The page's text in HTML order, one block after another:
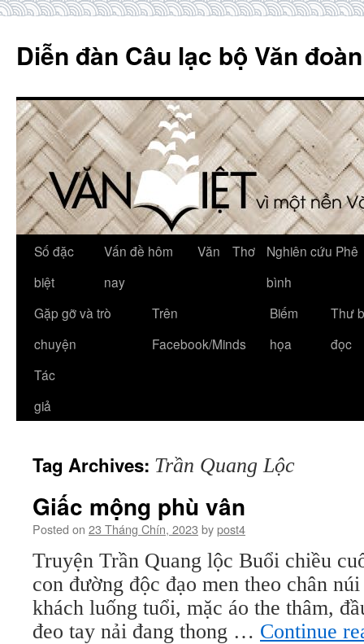
content
Diễn đàn Câu lạc bộ Văn
Số đặc
biệt
Vấn đề hôm
nay
Văn Thơ
Nghiên cứu Phê
bình
Gặp gỡ và trò
chuyện
Trên
Facebook/Minds
Biếm
họa
Thư
đọc
Tác
giả
Tag Archives: Trần Quang Lộc
Giấc mộng phù vân
Posted on 23 Tháng Chín, 2023 bypost4
Truyện Trần Quang lộc Buổi chiều
con đường độc đạo men theo chân
khách luống tuổi, mặc áo the thâm,
đeo tay nải đang thong … Continue